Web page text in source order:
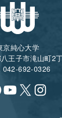
京純心大学
王子市滝山町2
042-692-0326
YouTube
X